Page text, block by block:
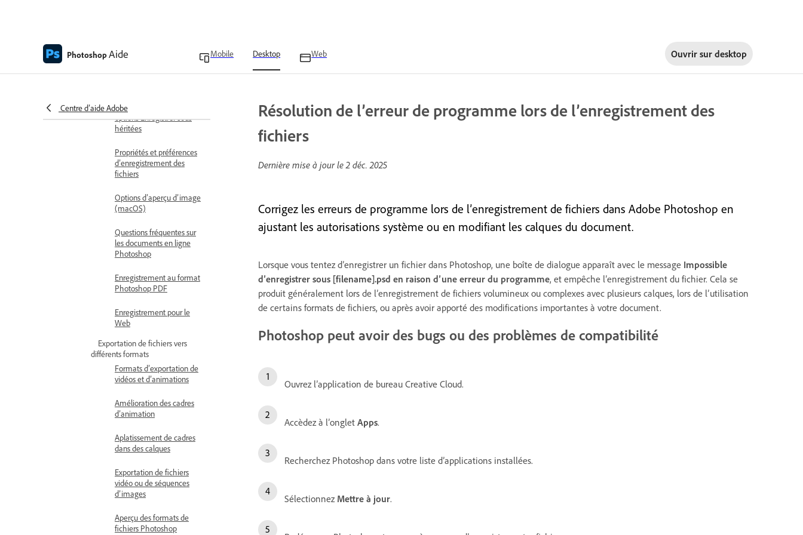
PhotoshopAide Mobile Desktop Web Ouvrir sur desktop
Centre d’aide Adobe
travail
Enregistrement de
Rétablissement des
options Enregistrer sous
héritées
Propriétés et préférences
d’enregistrement des
fichiers
Options d’aperçu d’image
(macOS)
Questions fréquentes sur
les documents en ligne
Photoshop
Enregistrement au format
Photoshop PDF
Enregistrement pour le
Web
Exportation de fichiers vers
différents formats
Formats d’exportation de
vidéos et d’animations
Amélioration des cadres
d’animation
Aplatissement de cadres
dans des calques
Exportation de fichiers
vidéo ou de séquences
d’images
Aperçu des formats de
fichiers Photoshop
Résolution de l’erreur de programme lors de l’enregistrement des
fichiers
Dernière mise à jour le2 déc. 2025
Corrigez les erreurs de programme lors de l’enregistrement de fichiers dans Adobe Photoshop en
ajustant les autorisations système ou en modifiant les calques du document.
Lorsque vous tentez d’enregistrer un fichier dans Photoshop, une boîte de dialogue apparaît avec le message Impossible
d’enregistrer sous [filename].psd en raison d’une erreur du programme, et empêche l’enregistrement du fichier. Cela se
produit généralement lors de l’enregistrement de fichiers volumineux ou complexes avec plusieurs calques, lors de l’utilisation
de certains formats de fichiers, ou après avoir apporté des modifications importantes à votre document.
Photoshop peut avoir des bugs ou des problèmes de compatibilité
Ouvrez l’application de bureau Creative Cloud.
Accèdez à l’onglet Apps.
Recherchez Photoshop dans votre liste d’applications installées.
Sélectionnez Mettre à jour.